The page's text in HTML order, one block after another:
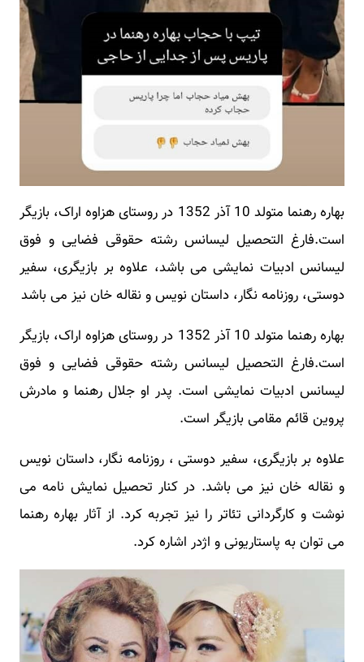
بهاره رهنما متولد 10 آذر 1352 در روستای هزاوه اراک، بازیگر
است.فارغ التحصیل لیسانس رشته حقوقی فضایی و فوق
لیسانس ادبیات نمایشی می باشد، علاوه بر بازیگری، سفیر
دوستی، روزنامه نگار، داستان نویس و نقاله خان نیز می باشد
بهاره رهنما متولد 10 آذر 1352 در روستای هزاوه اراک، بازیگر
است.فارغ التحصیل لیسانس رشته حقوقی فضایی و فوق
لیسانس ادبیات نمایشی است. پدر او جلال رهنما و مادرش
پروین قائم مقامی بازیگر است.
علاوه بر بازیگری، سفیر دوستی ، روزنامه نگار، داستان نویس
و نقاله خان نیز می باشد. در کنار تحصیل نمایش نامه می
نوشت و کارگردانی تئاتر را نیز تجربه کرد. از آثار بهاره رهنما
می توان به پاستاریونی و اژدر اشاره کرد.